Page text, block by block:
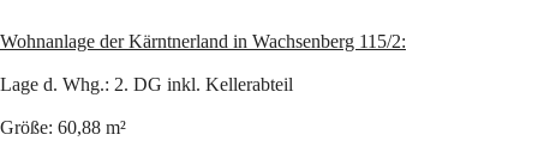
Wohnanlage der Kärntnerland in Wachsenberg 115/2:
Lage d. Whg.: 2. DG inkl. Kellerabteil
Größe: 60,88 m²